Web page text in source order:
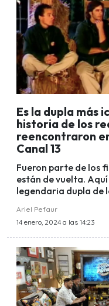
Es la dupla más
historia de los
reencontraron
Canal 13
Fueron parte de los
están de vuelta.
legendaria dupla de
Ariel Pefaur
14 enero, 2024 a las 14:23